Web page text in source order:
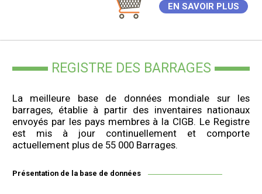
EN SAVOIR PLUS
REGISTRE DES BARRAGES
La meilleure base de données mondiale sur les
barrages, établie à partir des inventaires nationaux
envoyés par les pays membres à la CIGB. Le Registre
est mis à jour continuellement et comporte
actuellement plus de 55 000 Barrages.
Présentation de la base de données